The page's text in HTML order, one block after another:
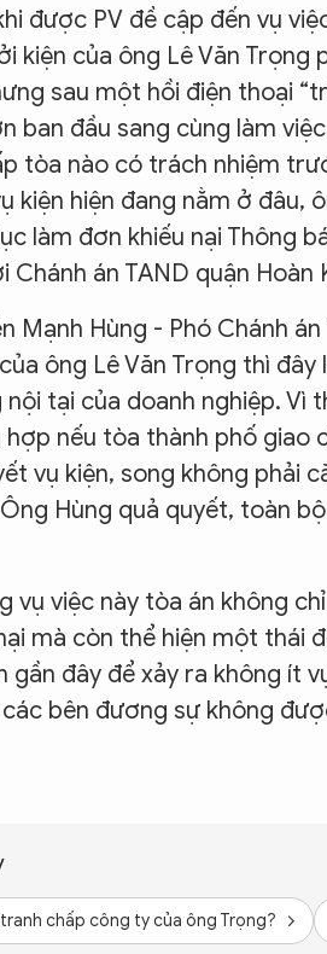
được PV đề cập đến vụ
kiện của ông Lê Văn
sau một hồi điện thoại
ban đầu sang cùng làm
tòa nào có trách nhiệm
kiện hiện đang nằm ở đâu,
làm đơn khiếu nại Thông
Chánh án TAND quận Hoàn
Mạnh Hùng - Phó Chánh
ông Lê Văn Trọng thì
tại của doanh nghiệp. Vì
nếu tòa thành phố giao
vụ kiện, song không phải
Hùng quả quyết, toàn
vụ việc này tòa án không
mà còn thể hiện một thái
gần đây để xảy ra không ít
bên đương sự không
chấp công ty của ông Trọng?